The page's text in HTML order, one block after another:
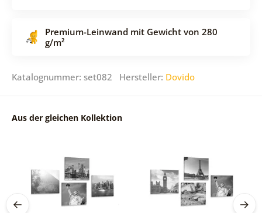
Premium-Leinwand mit Gewicht von 280
g/m²
Katalognummer: set082 Hersteller: Dovido
Aus der gleichen Kollektion